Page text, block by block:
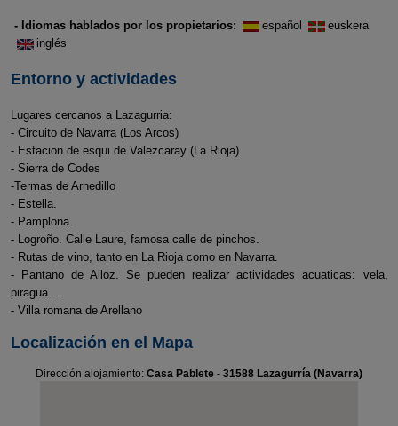
- Idiomas hablados por los propietarios: español
euskera
inglés
Entorno y actividades
Lugares cercanos a Lazagurria:
- Circuito de Navarra (Los Arcos)
- Estacion de esqui de Valezcaray (La Rioja)
- Sierra de Codes
-Termas de Arnedillo
- Estella.
- Pamplona.
- Logroño. Calle Laure, famosa calle de pinchos.
- Rutas de vino, tanto en La Rioja como en Navarra.
- Pantano de Alloz. Se pueden realizar actividades acuaticas: vela,
piragua....
- Villa romana de Arellano
Localización en el Mapa
Dirección alojamiento: Casa Pablete - 31588 Lazagurría (Navarra)